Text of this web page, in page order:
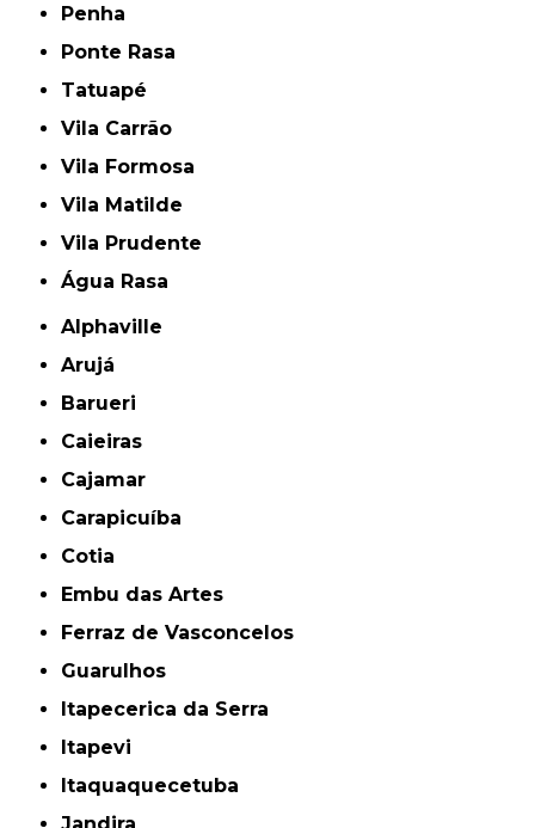
Penha
Ponte Rasa
Tatuapé
Vila Carrão
Vila Formosa
Vila Matilde
Vila Prudente
Água Rasa
Alphaville
Arujá
Barueri
Caieiras
Cajamar
Carapicuíba
Cotia
Embu das Artes
Ferraz de Vasconcelos
Guarulhos
Itapecerica da Serra
Itapevi
Itaquaquecetuba